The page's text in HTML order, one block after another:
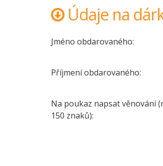
Údaje na
Jméno obdarovaného:
Příjmení obdarovaného:
Na poukaz napsat věnování
150 znaků):